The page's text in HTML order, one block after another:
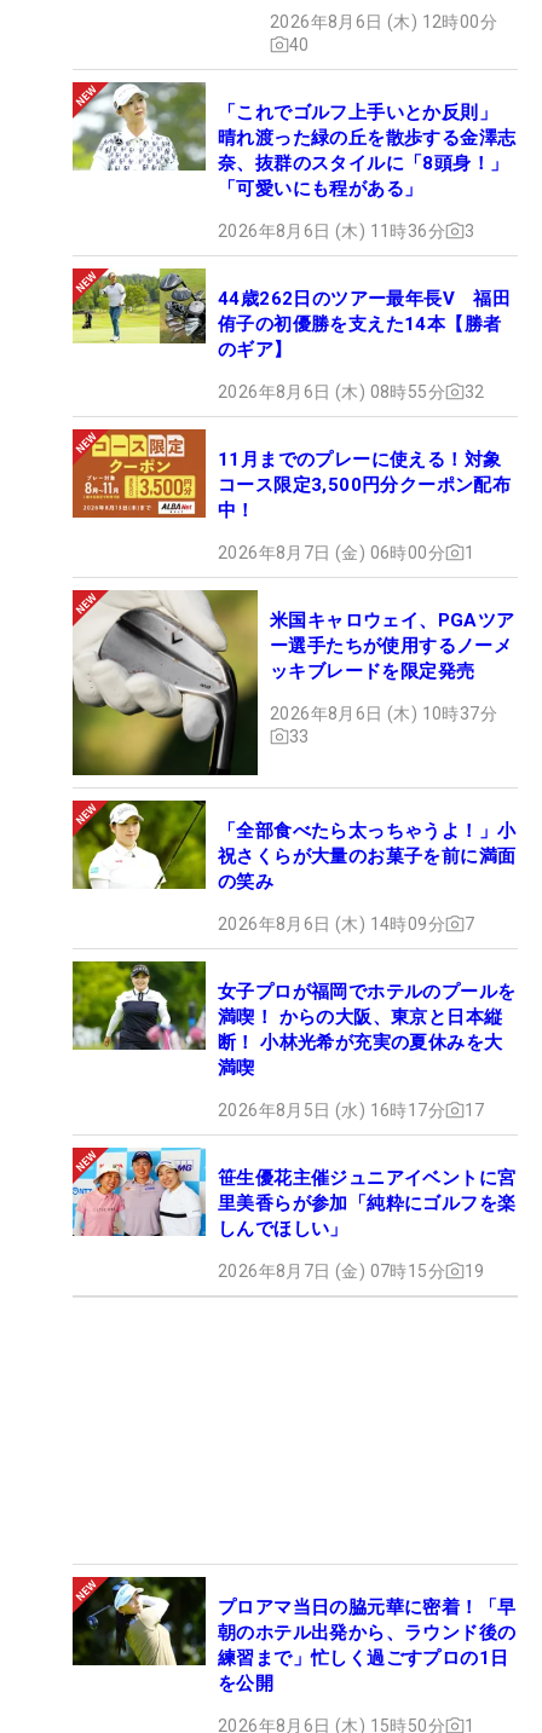
2026年8月6日 (木) 12時00分
40
「これでゴルフ上手いとか反則」
晴れ渡った緑の丘を散歩する金澤志
奈、抜群のスタイルに「8頭身！」
「可愛いにも程がある」
2026年8月6日 (木) 11時36分 3
44歳262日のツアー最年長V 福田
侑子の初優勝を支えた14本【勝者
のギア】
2026年8月6日 (木) 08時55分 32
11月までのプレーに使える！対象
コース限定3,500円分クーポン配布
中！
2026年8月7日 (金) 06時00分 1
米国キャロウェイ、PGAツア
ー選手たちが使用するノーメ
ッキブレードを限定発売
2026年8月6日 (木) 10時37分
33
「全部食べたら太っちゃうよ！」小
祝さくらが大量のお菓子を前に満面
の笑み
2026年8月6日 (木) 14時09分 7
女子プロが福岡でホテルのプールを
満喫！ からの大阪、東京と日本縦
断！ 小林光希が充実の夏休みを大
満喫
2026年8月5日 (水) 16時17分 17
笹生優花主催ジュニアイベントに宮
里美香らが参加「純粋にゴルフを楽
しんでほしい」
2026年8月7日 (金) 07時15分 19
プロアマ当日の脇元華に密着！「早
朝のホテル出発から、ラウンド後の
練習まで」忙しく過ごすプロの1日
を公開
2026年8月6日 (木) 15時50分 1